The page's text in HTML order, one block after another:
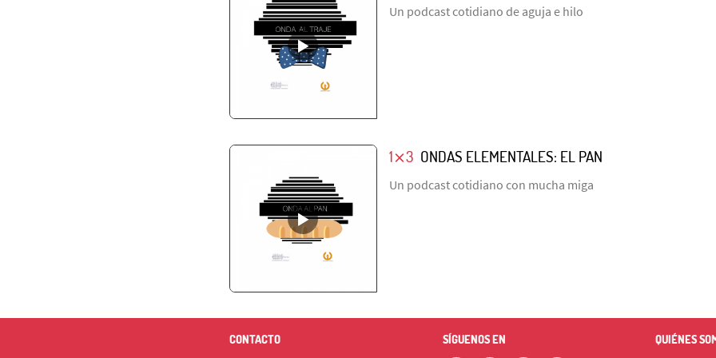
Un podcast cotidiano de aguja e hilo
1⨯3 ONDAS ELEMENTALES: EL PAN
Un podcast cotidiano con mucha miga
CONTACTO SÍGUENOS EN QUIÉNES